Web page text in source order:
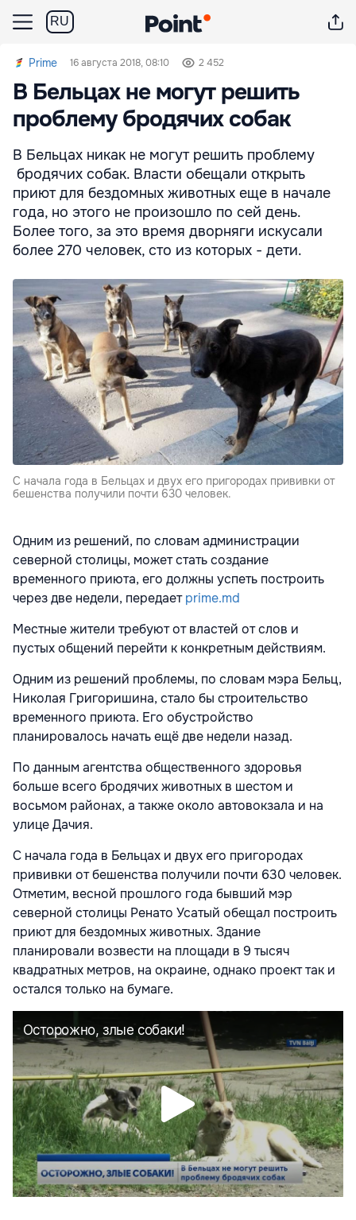
RU
Prime 16 августа 2018, 08:10 2 452
В Бельцах не могут решить
проблему бродячих собак
В Бельцах никак не могут решить проблему
бродячих собак. Власти обещали открыть
приют для бездомных животных еще в начале
года, но этого не произошло по сей день.
Более того, за это время дворняги искусали
более 270 человек, сто из которых - дети.
С начала года в Бельцах и двух его пригородах прививки от
бешенства получили почти 630 человек.
Одним из решений, по словам администрации
северной столицы, может стать создание
временного приюта, его должны успеть построить
через две недели, передаетprime.md
Местные жители требуют от властей от слов и
пустых общений перейти к конкретным действиям.
Одним из решений проблемы, по словам мэра Бельц,
Николая Григоришина, стало бы строительство
временного приюта. Его обустройство
планировалось начать ещё две недели назад.
По данным агентства общественного здоровья
больше всего бродячих животных в шестом и
восьмом районах, а также около автовокзала и на
улице Дачия.
С начала года в Бельцах и двух его пригородах
прививки от бешенства получили почти 630 человек.
Отметим, весной прошлого года бывший мэр
северной столицы Ренато Усатый обещал построить
приют для бездомных животных. Здание
планировали возвести на площади в 9 тысяч
квадратных метров, на окраине, однако проект так и
остался только на бумаге.